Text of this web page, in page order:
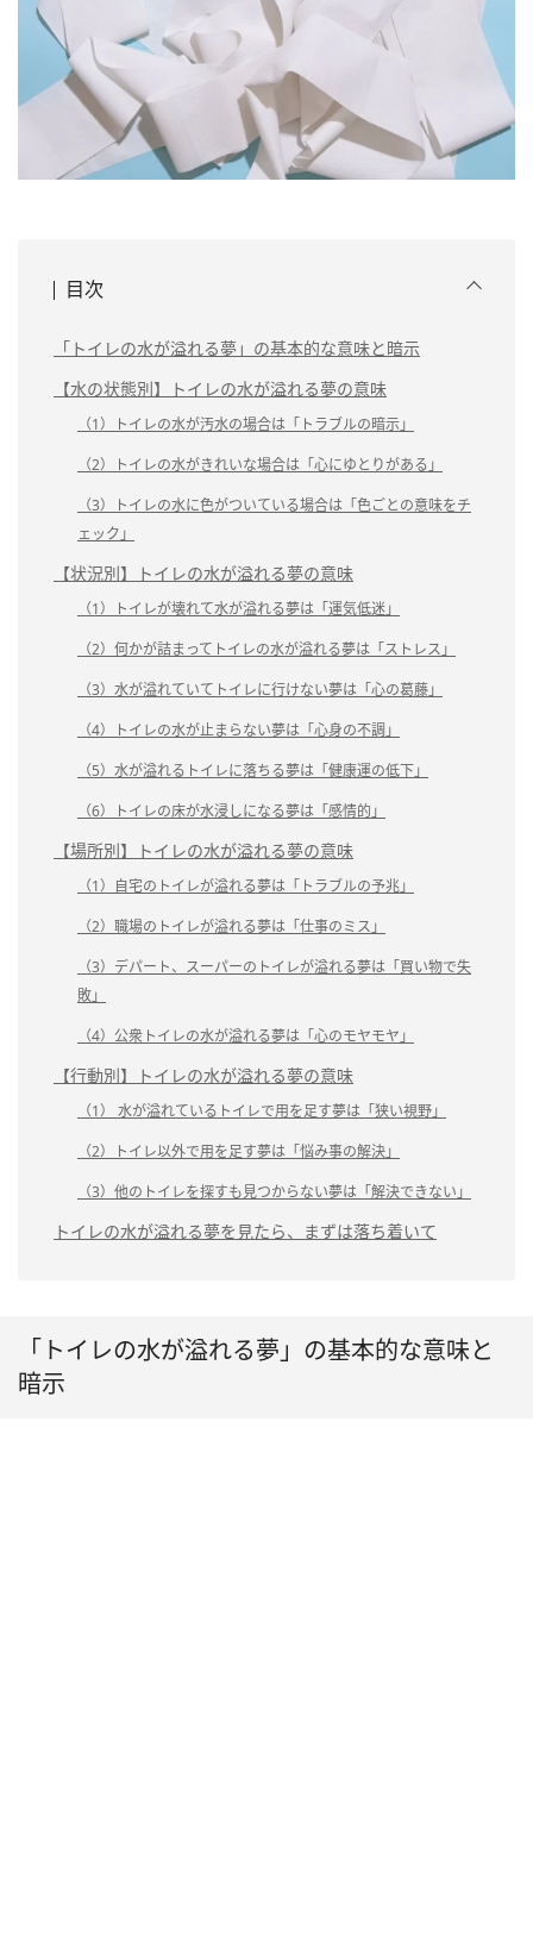
目次
「トイレの水が溢れる夢」の基本的な意味と暗示
【水の状態別】トイレの水が溢れる夢の意味
（1）トイレの水が汚水の場合は「トラブルの暗示」
（2）トイレの水がきれいな場合は「心にゆとりがある」
（3）トイレの水に色がついている場合は「色ごとの意味をチ
ェック」
【状況別】トイレの水が溢れる夢の意味
（1）トイレが壊れて水が溢れる夢は「運気低迷」
（2）何かが詰まってトイレの水が溢れる夢は「ストレス」
（3）水が溢れていてトイレに行けない夢は「心の葛藤」
（4）トイレの水が止まらない夢は「心身の不調」
（5）水が溢れるトイレに落ちる夢は「健康運の低下」
（6）トイレの床が水浸しになる夢は「感情的」
【場所別】トイレの水が溢れる夢の意味
（1）自宅のトイレが溢れる夢は「トラブルの予兆」
（2）職場のトイレが溢れる夢は「仕事のミス」
（3）デパート、スーパーのトイレが溢れる夢は「買い物で失
敗」
（4）公衆トイレの水が溢れる夢は「心のモヤモヤ」
【行動別】トイレの水が溢れる夢の意味
（1） 水が溢れているトイレで用を足す夢は「狭い視野」
（2）トイレ以外で用を足す夢は「悩み事の解決」
（3）他のトイレを探すも見つからない夢は「解決できない」
トイレの水が溢れる夢を見たら、まずは落ち着いて
「トイレの水が溢れる夢」の基本的な意味と
暗示